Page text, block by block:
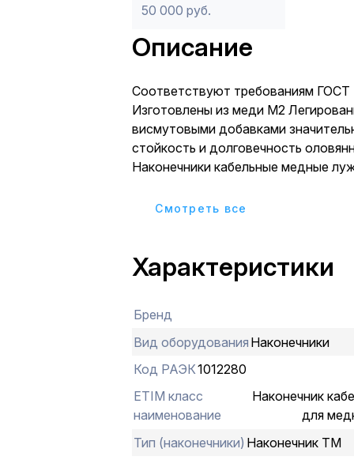
50 000 руб.
Описание
Соответствуют требованиям
Изготовлены из меди М2
висмутовыми добавками
стойкость и долговечность
Наконечники кабельные медные
с медными жилами сечением от
Наконечники ТМЛ
марки М2 с защитным покрытием
одевается на жилу кабеля и
гидравлическим или ручным
обеспечивая надежный контакт.
Cмотреть все
Характеристики
Бренд
Вид оборудования Наконечники
Код РАЭК1012280
ETIM класс
наименование
Наконечник
для
Тип (наконечники) Наконечник ТМ